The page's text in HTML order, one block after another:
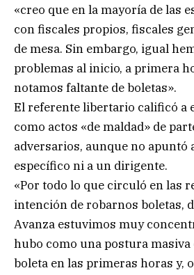
«creo que en la mayoría de las
con fiscales propios, fiscales
de mesa. Sin embargo, igual
problemas al inicio, a primera
notamos faltante de boletas».
El referente libertario calificó a
como actos «de maldad» de
adversarios, aunque no apuntó
específico ni a un dirigente.
«Por todo lo que circuló en las
intención de robarnos boletas,
Avanza estuvimos muy
hubo como una postura masiva
boleta en las primeras horas y,